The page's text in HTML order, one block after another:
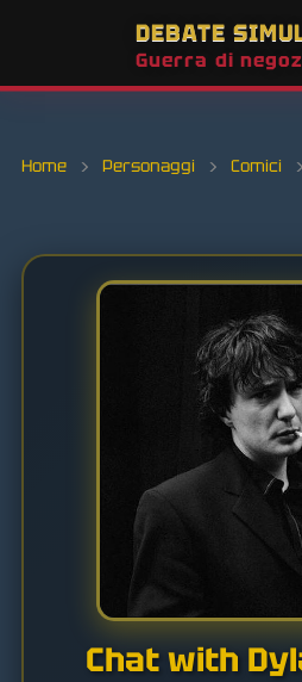
DEBATE
Guerra di
Home › Personaggi › Comici ›
Chat with